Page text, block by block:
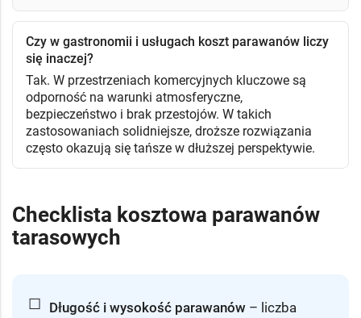
Czy w gastronomii i usługach koszt parawanów liczy
się inaczej?
Tak. W przestrzeniach komercyjnych kluczowe są
odporność na warunki atmosferyczne,
bezpieczeństwo i brak przestojów. W takich
zastosowaniach solidniejsze, droższe rozwiązania
często okazują się tańsze w dłuższej perspektywie.
Checklista kosztowa parawanów
tarasowych
☐ Długość i wysokość parawanów – liczba